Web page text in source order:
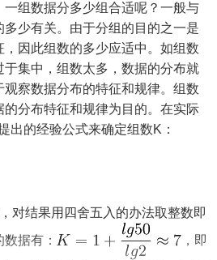
一组数据分多少组合适呢？一般与
少有关。由于分组的目的之一是
因此组数的多少应适中。如组数
集中，组数太多，数据的分布就
察数据分布的特征和规律。组数
分布特征和规律为目的。在实际
出的经验公式来确定组数K：
结果用四舍五入的办法取整数即
据有： ，即